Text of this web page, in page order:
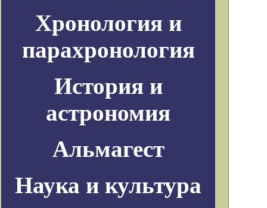
Хронология и
парахронология
История и
астрономия
Альмагест
Наука и культура